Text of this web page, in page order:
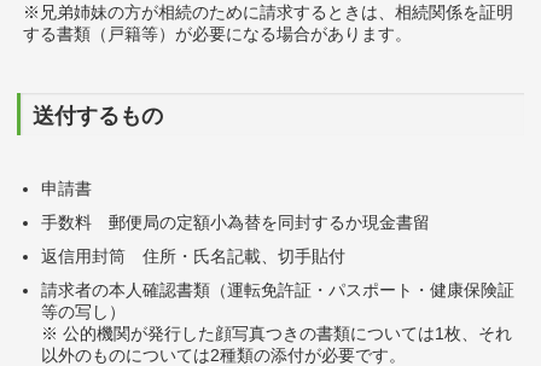
※兄弟姉妹の方が相続のために請求するときは、相続関係を証明
する書類（戸籍等）が必要になる場合があります。
送付するもの
申請書
手数料 郵便局の定額小為替を同封するか現金書留
返信用封筒 住所・氏名記載、切手貼付
請求者の本人確認書類（運転免許証・パスポート・健康保険証
等の写し）
※ 公的機関が発行した顔写真つきの書類については1枚、それ
以外のものについては2種類の添付が必要です。